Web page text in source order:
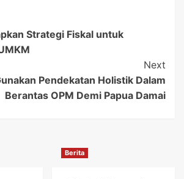
Strategi Fiskal untuk
Next
Pendekatan Holistik Dalam
Berantas OPM Demi Papua Damai
Berita